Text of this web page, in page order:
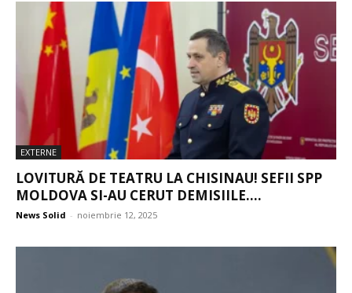
EXTERNE
LOVITURĂ DE TEATRU LA CHISINAU! SEFII SPP
MOLDOVA SI-AU CERUT DEMISIILE....
News Solid - noiembrie 12, 2025